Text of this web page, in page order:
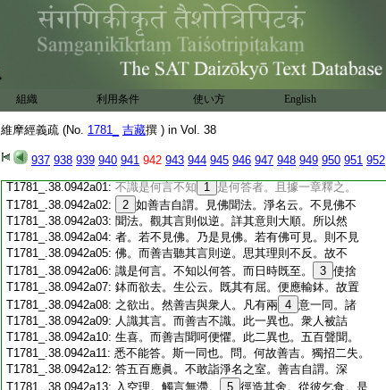
組織 利用条件 使い方 English
維摩經義疏 (No. 1781_ 吉藏撰 ) in Vol. 38
937 938 939 940 941 942 943 944 945 946 947 948 949 950 951 952
T1781_.38.0941c19:此明田非田不二。惡道善道。體性無別。爲與
T1781_.38.0941c20:衆魔共一手作諸勞侶汝與衆魔及諸塵勞等
T1781_.38.0941c21:無有異。如世造物。所作不異。名爲一手。是一
T1781_.38.0941c22:手則共爲塵勞伴侶。故與魔不異。然魔與實
相不異。既與魔一不異。則與實相不異。於一
切衆生而有怨心謗諸佛毀於法不入衆數終
T1781_.38.0941c25:不得滅度汝若如是乃可取食。此明怨 9
T1781_.38.0941c26:
等。毀譽一貫。出入無別。得不得均。若能如是
T1781_.38.0941c27:乃可取食。第四章竟。故復結也。時我世尊聞
T1781_.38.0941c28:此茫然不識是何言不知以何答便置鉢欲出
T1781_.38.0941c29:其舍。此第三明不應去而去。重致被呵之由。
T1781_.38.0942a01: 不識是何言不知 1 是何答者。且據一章釋之。
T1781_.38.0942a02:
2 如善吉自謂。見佛聞法。淨名云。不見佛不
T1781_.38.0942a03: 聞法。觀其言則似逆。詳其意則大順。所以然
T1781_.38.0942a04: 者。若不見佛。乃是見佛。若有佛可見。則不見
T1781_.38.0942a05: 佛。而善吉聽其言則逆。思其理則不反。故不
T1781_.38.0942a06: 識是何言。不知以何答。而日時既至。 3 使捨
T1781_.38.0942a07: 鉢而欲去。生公云。既其有屈。便應輸鉢。故置
T1781_.38.0942a08: 之欲出。然善吉與衆人。凡有兩 4 意一同。諸
T1781_.38.0942a09: 人識其言。而善吉不識。此一異也。衆人被詰
T1781_.38.0942a10: 生喜。而善吉聞呵便懼。此二異也。五百聲聞。
T1781_.38.0942a11: 悉不能答。斯一同也。問。何故善吉。獨招二失。
T1781_.38.0942a12: 答五百應眞。不敢詣淨名之室。善吉自謂。深
T1781_.38.0942a13: 入空理。觸言無滯。 5 徑造其舍。從彼乞食。是